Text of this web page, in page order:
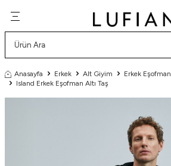
Anasayfa Erkek Alt Giyim
Erkek Eşofman
Island Erkek Eşofman Altı Taş